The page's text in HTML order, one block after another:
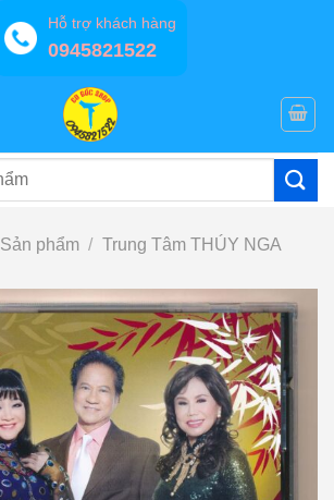
Hỗ trợ khách hàng
0945821522
Sản phẩm / Trung Tâm THÚY NGA